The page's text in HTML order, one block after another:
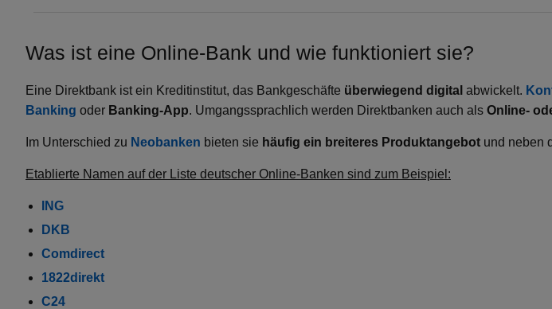
Was ist eine Online-Bank und wie funktioniert sie?
Eine Direktbank ist ein Kreditinstitut, das Bankgeschäfte überwiegend digital abwickelt.
Banking oder Banking-App. Umgangssprachlich werden Direktbanken auch als Online-
Im Unterschied zu Neobanken bieten sie häufig ein breiteres Produktangebot und neben
Etablierte Namen auf der Liste deutscher Online-Banken sind zum Beispiel:
ING
DKB
Comdirect
1822direkt
C24